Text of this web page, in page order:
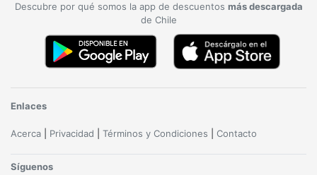
Descubre por qué somos la app de descuentos más descargada
de Chile
Enlaces
Acerca Privacidad Términos y Condiciones Contacto
Síguenos